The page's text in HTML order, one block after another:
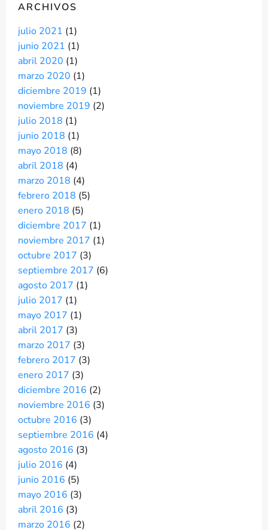
ARCHIVOS
julio 2021 (1)
junio 2021 (1)
abril 2020 (1)
marzo 2020 (1)
diciembre 2019 (1)
noviembre 2019 (2)
julio 2018 (1)
junio 2018 (1)
mayo 2018 (8)
abril 2018 (4)
marzo 2018 (4)
febrero 2018 (5)
enero 2018 (5)
diciembre 2017 (1)
noviembre 2017 (1)
octubre 2017 (3)
septiembre 2017 (6)
agosto 2017 (1)
julio 2017 (1)
mayo 2017 (1)
abril 2017 (3)
marzo 2017 (3)
febrero 2017 (3)
enero 2017 (3)
diciembre 2016 (2)
noviembre 2016 (3)
octubre 2016 (3)
septiembre 2016 (4)
agosto 2016 (3)
julio 2016 (4)
junio 2016 (5)
mayo 2016 (3)
abril 2016 (3)
marzo 2016 (2)